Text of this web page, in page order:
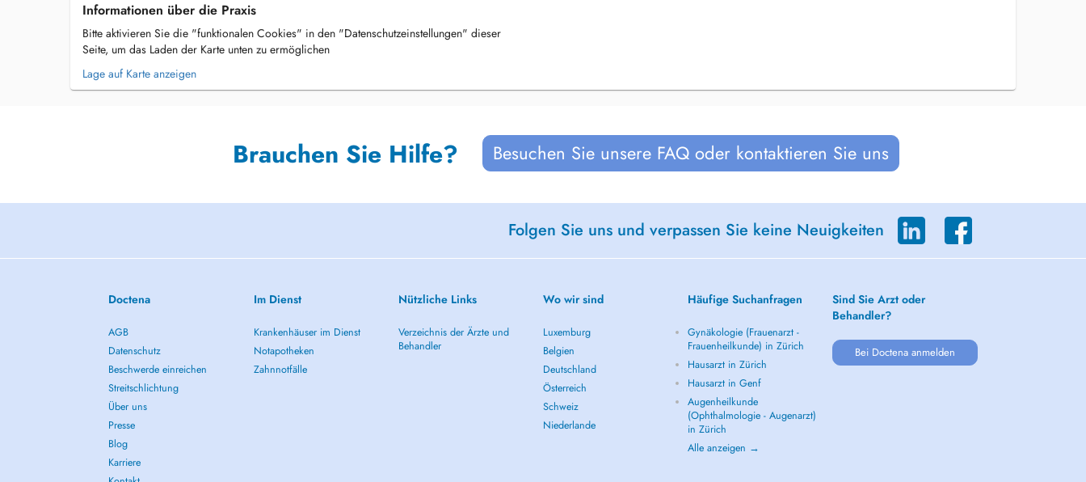
Informationen über die Praxis
Bitte aktivieren Sie die "funktionalen Cookies" in den "Datenschutzeinstellungen" dieser
Seite, um das Laden der Karte unten zu ermöglichen
Lage auf Karte anzeigen
Brauchen Sie Hilfe? Besuchen Sie unsere FAQ oder kontaktieren Sie uns
Folgen Sie uns und verpassen Sie keine Neuigkeiten
Doctena
AGB
Datenschutz
Beschwerde einreichen
Streitschlichtung
Über uns
Presse
Blog
Karriere
Im Dienst
Krankenhäuser im Dienst
Notapotheken
Zahnnotfälle
Nützliche Links
Verzeichnis der Ärzte und
Behandler
Wo wir sind
Luxemburg
Belgien
Deutschland
Österreich
Schweiz
Niederlande
Häufige Suchanfragen
Gynäkologie (Frauenarzt -
Frauenheilkunde) in Zürich
Hausarzt in Zürich
Hausarzt in Genf
Augenheilkunde
(Ophthalmologie - Augenarzt)
in Zürich
Alle anzeigen →
Sind Sie Arzt oder
Behandler?
Bei Doctena anmelden